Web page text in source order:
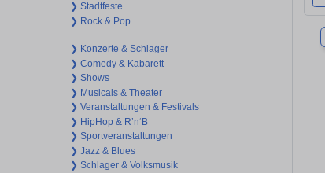
❯ Stadtfeste
❯ Rock & Pop
❯ Konzerte & Schlager
❯ Comedy & Kabarett
❯ Shows
❯ Musicals & Theater
❯ Veranstaltungen & Festivals
❯ HipHop & R’n‘B
❯ Sportveranstaltungen
❯ Jazz & Blues
❯ Schlager & Volksmusik